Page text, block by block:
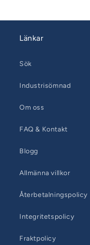
Länkar
Sök
Industrisömnad
Om oss
FAQ & Kontakt
Blogg
Allmänna villkor
Återbetalningspolicy
Integritetspolicy
Fraktpolicy